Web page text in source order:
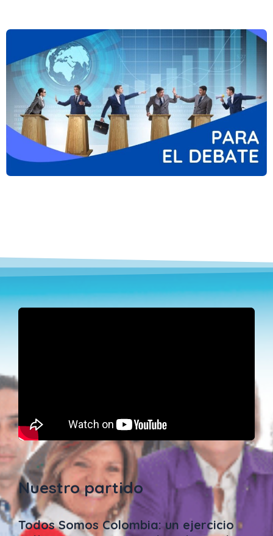
Nuestro partido
Todos Somos Colombia: un ejercicio